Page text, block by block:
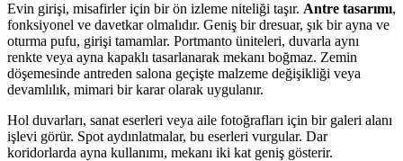
Evin girişi, misafirler için bir ön izleme niteliği taşır. Antre tasarımı,
fonksiyonel ve davetkar olmalıdır. Geniş bir dresuar, şık bir ayna ve
oturma pufu, girişi tamamlar. Portmanto üniteleri, duvarla aynı
renkte veya ayna kapaklı tasarlanarak mekanı boğmaz. Zemin
döşemesinde antreden salona geçişte malzeme değişikliği veya
devamlılık, mimari bir karar olarak uygulanır.
Hol duvarları, sanat eserleri veya aile fotoğrafları için bir galeri alanı
işlevi görür. Spot aydınlatmalar, bu eserleri vurgular. Dar
koridorlarda ayna kullanımı, mekanı iki kat geniş gösterir.